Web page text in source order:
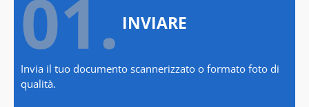
01. INVIARE
Invia il tuo documento scannerizzato o formato foto di
qualità.